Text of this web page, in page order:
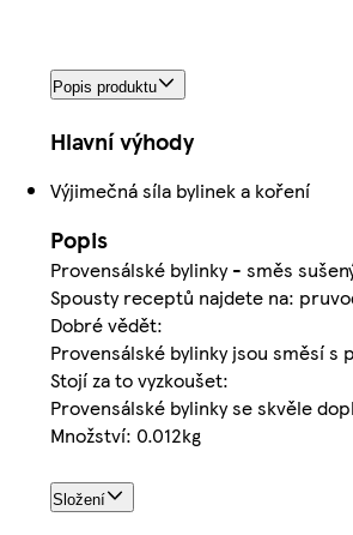
Popis produktu
Hlavní výhody
Výjimečná síla bylinek a koření
Popis
Provensálské bylinky - směs
Spousty receptů najdete na:
Dobré vědět:
Provensálské bylinky jsou směsí
Stojí za to vyzkoušet:
Provensálské bylinky se skvěle
Množství: 0.012kg
Složení